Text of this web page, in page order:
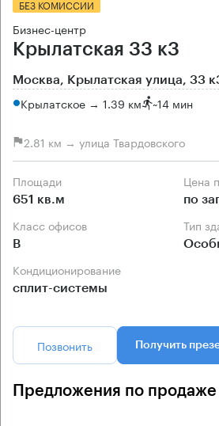
БЕЗ КОМИССИИ
Бизнес-центр
Крылатская 33 к3
Москва, Крылатская улица, 33
Крылатское → 1.39 км ~14 мин
2.81 км → улица Твардовского
Площади
651 кв.м
Цена
по
Класс офисов
B
Тип
Кондиционирование
сплит-системы
Позвонить Получить
Предложения по